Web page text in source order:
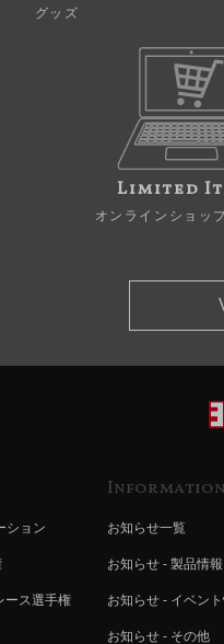
グッズ
Limited
オンラインショッ
ション
ース選手権
Information
お知らせ一覧
お知らせ - 製品情報
お知らせ - イベン
お知らせ - その他